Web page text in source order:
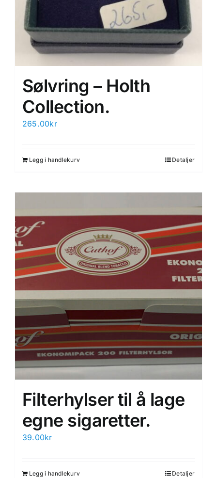
Sølvring – Holth
Collection.
265.00kr
Legg i handlekurv Detaljer
Filterhylser til å lage
egne sigaretter.
39.00kr
Legg i handlekurv Detaljer